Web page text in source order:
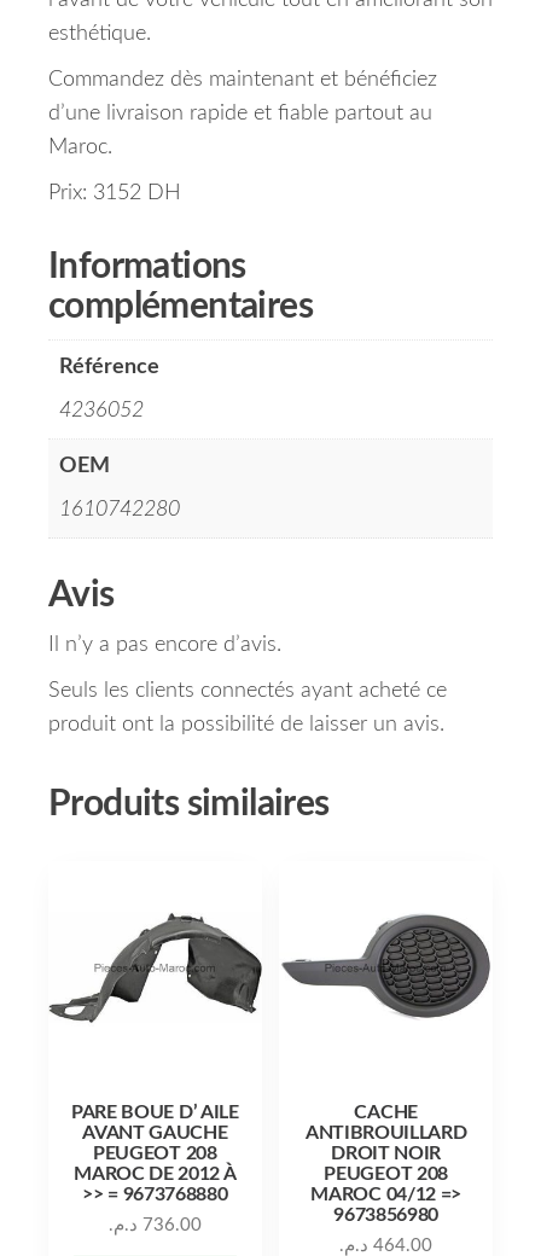
esthétique.
Commandez dès maintenant et bénéficiez
d’une livraison rapide et fiable partout au
Maroc.
Prix: 3152 DH
Informations
complémentaires
Référence
4236052
OEM
1610742280
Avis
Il n’y a pas encore d’avis.
Seuls les clients connectés ayant acheté ce
produit ont la possibilité de laisser un avis.
Produits similaires
PARE BOUE D’ AILE
AVANT GAUCHE
PEUGEOT 208
MAROC DE 2012 À
>> = 9673768880
736.00 د.م.
CACHE
ANTIBROUILLARD
DROIT NOIR
PEUGEOT 208
MAROC 04/12 =>
9673856980
464.00 د.م.